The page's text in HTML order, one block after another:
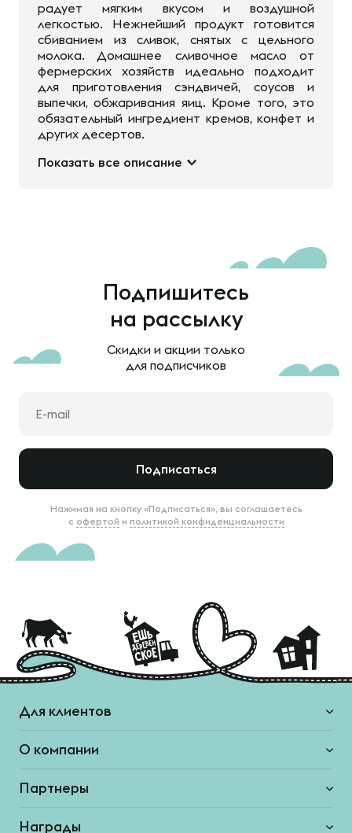
радует мягким вкусом и воздушной
легкостью. Нежнейший продукт готовится
сбиванием из сливок, снятых с цельного
молока. Домашнее сливочное масло от
фермерских хозяйств идеально подходит
для приготовления сэндвичей, соусов и
выпечки, обжаривания яиц. Кроме того, это
обязательный ингредиент кремов, конфет и
других десертов.
Показать все описание
Подпишитесь
на рассылку
Скидки и акции только
для подписчиков
Подписаться
Нажимая на кнопку «Подписаться», вы соглашаетесь
с офертой и политикой конфиденциальности
Для клиентов
О компании
Партнеры
Награды